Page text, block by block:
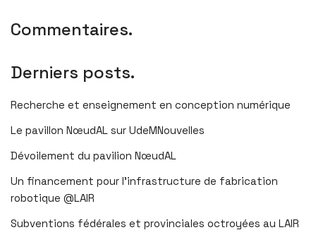
Commentaires.
Derniers posts.
Recherche et enseignement en conception numérique
Le pavillon NœudAL sur UdeMNouvelles
Dévoilement du pavilion NœudAL
Un financement pour l’infrastructure de fabrication
robotique @LAIR
Subventions fédérales et provinciales octroyées au LAIR